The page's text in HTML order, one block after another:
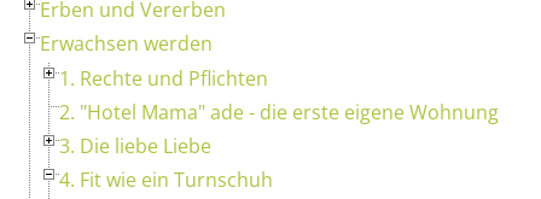
Erben und Vererben
Erwachsen werden
1. Rechte und Pflichten
2. "Hotel Mama" ade - die erste eigene Wohnung
3. Die liebe Liebe
4. Fit wie ein Turnschuh